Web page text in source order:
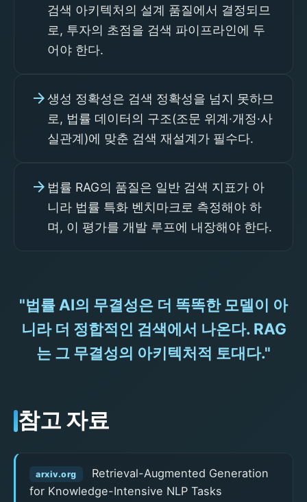
검색 아키텍처의 설계 품질에서 결정되므
로, 투자의 초점을 검색 파이프라인에 두
어야 한다.
arrow_forward생성 정확성은 검색 정확성을 넘지 못하므
로, 법률 데이터의 구조(조문 위계·개정·사
실관계)에 맞춘 검색 재설계가 필수다.
arrow_forward 법률 RAG의 품질은 일반 검색 지표가 아
니라 법률 특화 벤치마크로 측정해야 하
며, 이 평가를 개발 루프에 내장해야 한다.
"법률 AI의 무결성은 더 똑똑한 모델이 아
니라 더 정합적인 검색에서 나온다. RAG
는 그 무결성의 아키텍처적 토대다."
참고 자료
arxiv.org
Retrieval-Augmented Generation
for Knowledge-Intensive NLP Tasks